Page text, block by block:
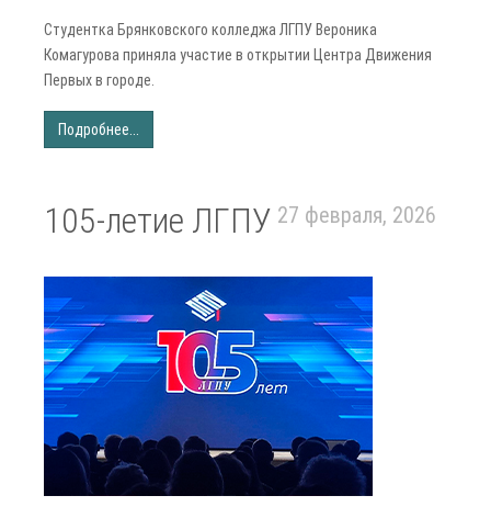
Студентка Брянковского колледжа ЛГПУ Вероника
Комагурова приняла участие в открытии Центра Движения
Первых в городе.
Подробнее...
105-летие ЛГПУ 27 февраля, 2026